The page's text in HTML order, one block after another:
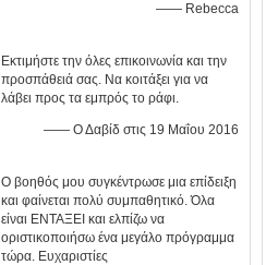
—— Rebecca
Εκτιμήστε την όλες επικοινωνία και την
προσπάθειά σας. Να κοιτάξει για να
λάβει προς τα εμπρός το ράφι.
—— Ο Δαβίδ στις 19 Μαΐου 2016
Ο βοηθός μου συγκέντρωσε μια επίδειξη
και φαίνεται πολύ συμπαθητικό. Όλα
είναι ΕΝΤΑΞΕΙ και ελπίζω να
οριστικοποιήσω ένα μεγάλο πρόγραμμα
τώρα. Ευχαριστίες